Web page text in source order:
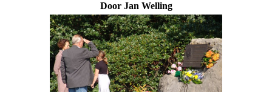
Door Jan Welling